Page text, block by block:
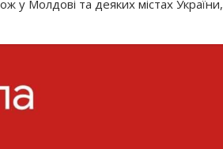
у Молдові та деяких містах України,